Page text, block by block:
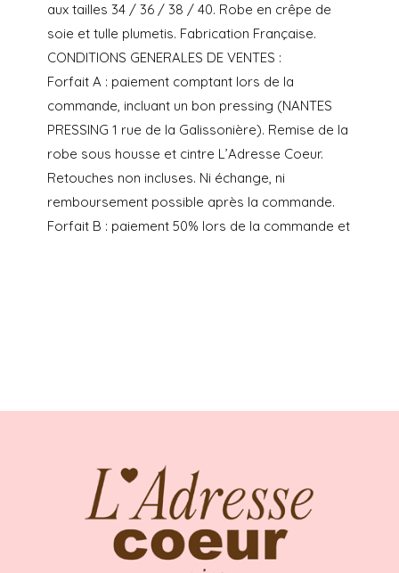
aux tailles 34 / 36 / 38 / 40. Robe en crêpe de
soie et tulle plumetis. Fabrication Française.
CONDITIONS GENERALES DE VENTES :
Forfait A : paiement comptant lors de la
commande, incluant un bon pressing (NANTES
PRESSING 1 rue de la Galissonière). Remise de la
robe sous housse et cintre L’Adresse Coeur.
Retouches non incluses. Ni échange, ni
remboursement possible après la commande.
Forfait B : paiement 50% lors de la commande et